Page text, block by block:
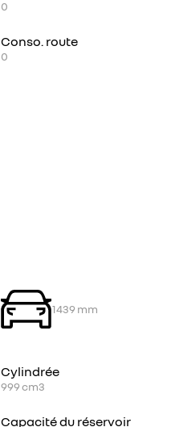
0
Conso. route
0
1439 mm
Cylindrée
999cm3
Capacité du réservoir